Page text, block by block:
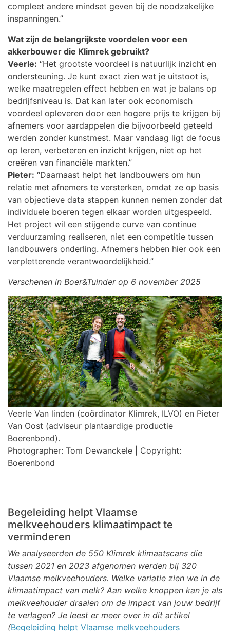
compleet andere mindset geven bij de noodzakelijke
inspanningen.”
Wat zijn de belangrijkste voordelen voor een
akkerbouwer die Klimrek gebruikt?
Veerle: “Het grootste voordeel is natuurlijk inzicht en
ondersteuning. Je kunt exact zien wat je uitstoot is,
welke maatregelen effect hebben en wat je balans op
bedrijfsniveau is. Dat kan later ook economisch
voordeel opleveren door een hogere prijs te krijgen bij
afnemers voor aardappelen die bijvoorbeeld geteeld
werden zonder kunstmest. Maar vandaag ligt de focus
op leren, verbeteren en inzicht krijgen, niet op het
creëren van financiële markten.”
Pieter: “Daarnaast helpt het landbouwers om hun
relatie met afnemers te versterken, omdat ze op basis
van objectieve data stappen kunnen nemen zonder dat
individuele boeren tegen elkaar worden uitgespeeld.
Het project wil een stijgende curve van continue
verduurzaming realiseren, niet een competitie tussen
landbouwers onderling. Afnemers hebben hier ook een
verpletterende verantwoordelijkheid.”
Verschenen in Boer&Tuinder op 6 november 2025
Veerle Van linden (coördinator Klimrek, ILVO) en Pieter
Van Oost (adviseur plantaardige productie
Boerenbond).
Photographer: Tom Dewanckele | Copyright:
Boerenbond
Begeleiding helpt Vlaamse
melkveehouders klimaatimpact te
verminderen
We analyseerden de 550 Klimrek klimaatscans die
tussen 2021 en 2023 afgenomen werden bij 320
Vlaamse melkveehouders. Welke variatie zien we in de
klimaatimpact van melk? Aan welke knoppen kan je als
melkveehouder draaien om de impact van jouw bedrijf
te verlagen? Je leest er meer over in dit artikel
(Begeleiding helpt Vlaamse melkveehouders